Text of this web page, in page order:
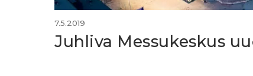
7.5.2019
Juhliva Messukeskus